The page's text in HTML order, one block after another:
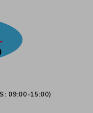
09:00-15:00)